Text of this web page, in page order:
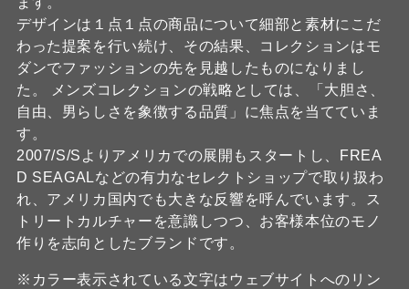
デザインは１点１点の商品について細部と素材にこだ
わった提案を行い続け、その結果、コレクションはモ
ダンでファッションの先を見越したものになりまし
た。 メンズコレクションの戦略としては、「大胆さ、
自由、男らしさを象徴する品質」に焦点を当てていま
す。
2007/S/Sよりアメリカでの展開もスタートし、FREA
D SEAGALなどの有力なセレクトショップで取り扱わ
れ、アメリカ国内でも大きな反響を呼んでいます。ス
トリートカルチャーを意識しつつ、お客様本位のモノ
作りを志向としたブランドです。
※カラー表示されている文字はウェブサイトへのリン